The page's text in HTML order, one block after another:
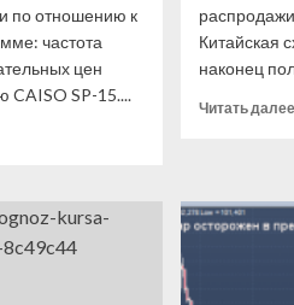
по отношению к
частота
цен
CAISO SP-15....
Китайская
наконец
Читать далее